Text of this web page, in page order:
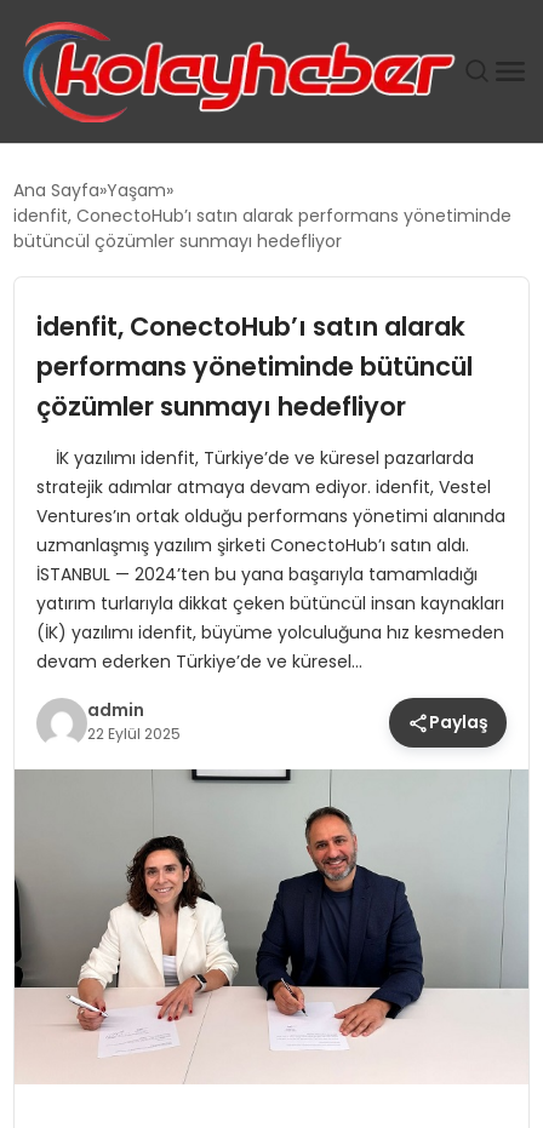
SUWEN’IN İSTIHDAM MODELI EKONOMIDE KADIN
TANYER YAPI ZEMIN MÜHENDISLIĞINDE HEDEF
BÜYÜTTÜ
TOROSLAR’DA PAZAR GERGİNLİĞİ!
Ana Sayfa Yaşam
idenfit, ConectoHub’ı satın alarak performans yönetiminde
bütüncül çözümler sunmayı hedefliyor
idenfit, ConectoHub’ı satın alarak
performans yönetiminde bütüncül
çözümler sunmayı hedefliyor
İK yazılımı idenfit, Türkiye’de ve küresel pazarlarda
stratejik adımlar atmaya devam ediyor. idenfit, Vestel
Ventures’ın ortak olduğu performans yönetimi alanında
uzmanlaşmış yazılım şirketi ConectoHub’ı satın aldı.
İSTANBUL — 2024’ten bu yana başarıyla tamamladığı
yatırım turlarıyla dikkat çeken bütüncül insan kaynakları
(İK) yazılımı idenfit, büyüme yolculuğuna hız kesmeden
devam ederken Türkiye’de ve küresel…
admin
22 Eylül 2025 Paylaş